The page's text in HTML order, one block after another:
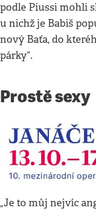
podle Piussi mohli
u nichž je Babiš
nový Baťa, do
párky“.
Prostě sexy
„Je to můj nejvíc